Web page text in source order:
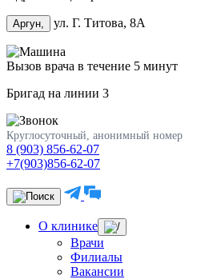
Аргун, ул. Г. Титова, 8А
Вызов врача в течение 5 минут
Бригад на линии 3
Круглосуточный, анонимный номер
8 (903) 856-62-07
+7(903)856-62-07
О клинике
Врачи
Филиалы
Вакансии